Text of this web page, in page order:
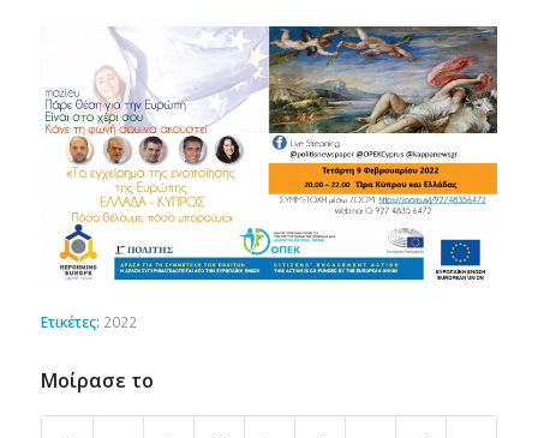
Ετικέτες: 2022
Μοίρασε το